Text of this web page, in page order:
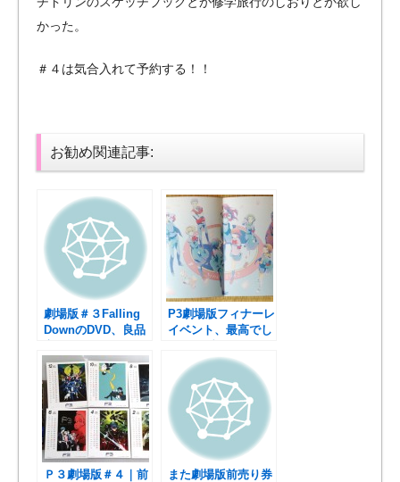
かった。
＃４は気合入れて予約する！！
お勧め関連記事:
劇場版＃３Falling
DownのDVD、良品
P3劇場版フィナーレ
イベント、最高でし
ンツ部ｗ
Ｐ３劇場版＃４｜前
また劇場版前売り券